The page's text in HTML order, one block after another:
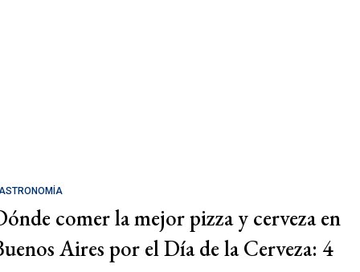
comer la mejor pizza y cerveza en
Aires por el Día de la Cerveza: 4